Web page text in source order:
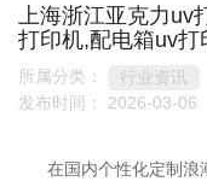
上海浙江亚克力uv
打印机,配电箱uv打
所属分类： 行业资讯
发布时间： 2026-03-06
在国内个性化定制浪